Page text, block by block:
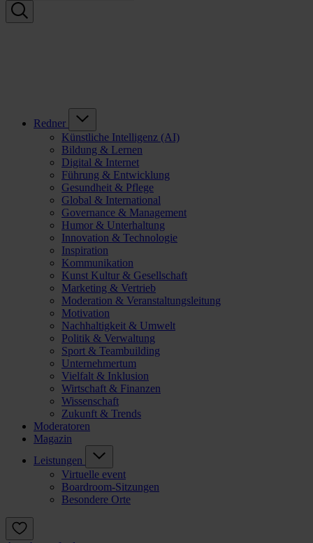
Redner
Künstliche Intelligenz (AI)
Bildung & Lernen
Digital & Internet
Führung & Entwicklung
Gesundheit & Pflege
Global & International
Governance & Management
Humor & Unterhaltung
Innovation & Technologie
Inspiration
Kommunikation
Kunst Kultur & Gesellschaft
Marketing & Vertrieb
Moderation & Veranstaltungsleitung
Motivation
Nachhaltigkeit & Umwelt
Politik & Verwaltung
Sport & Teambuilding
Unternehmertum
Vielfalt & Inklusion
Wirtschaft & Finanzen
Wissenschaft
Zukunft & Trends
Moderatoren
Magazin
Leistungen
Virtuelle event
Boardroom-Sitzungen
Besondere Orte